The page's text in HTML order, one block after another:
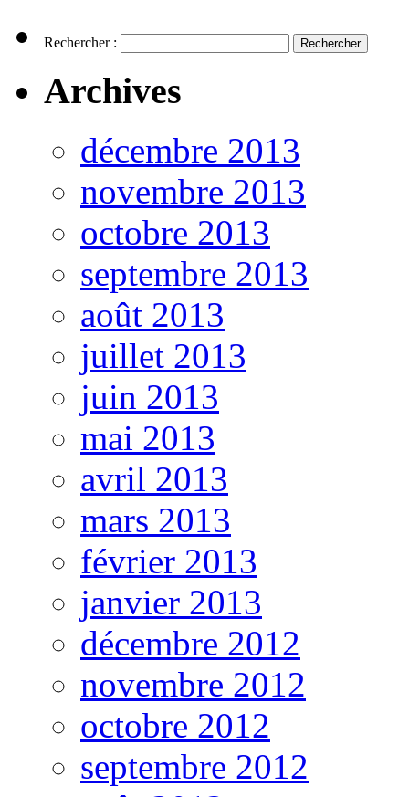
Rechercher :
Archives
décembre 2013
novembre 2013
octobre 2013
septembre 2013
août 2013
juillet 2013
juin 2013
mai 2013
avril 2013
mars 2013
février 2013
janvier 2013
décembre 2012
novembre 2012
octobre 2012
septembre 2012